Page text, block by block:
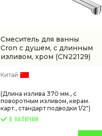
Смеситель для ванны
Cron с душем, с длинным
изливом, хром (CN22129)
Китай
(Длина излива 370 мм., с
поворотным изливом, керам.
карт., стандарт подводки 1/2")
В НАЛИЧИИ